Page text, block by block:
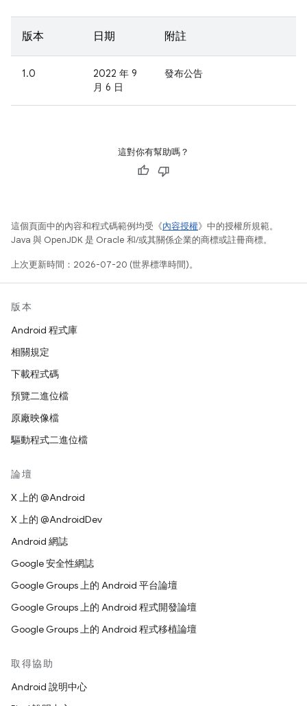
版本 日期 附註
1.0
2022 年 9
月 6 日
發布公告
這對你有幫助嗎？
這個頁面中的內容和程式碼範例均受《內容授權》中的授權所規範。
Java 與 OpenJDK 是 Oracle 和/或其關係企業的商標或註冊商標。
上次更新時間：2026-07-20 (世界標準時間)。
版本
Android 程式庫
相關規定
下載程式碼
預覽二進位檔
原廠映像檔
驅動程式二進位檔
論壇
X 上的 @Android
X 上的 @AndroidDev
Android 網誌
Google 安全性網誌
Google Groups 上的 Android 平台論壇
Google Groups 上的 Android 程式開發論壇
Google Groups 上的 Android 程式移植論壇
取得協助
Android 說明中心